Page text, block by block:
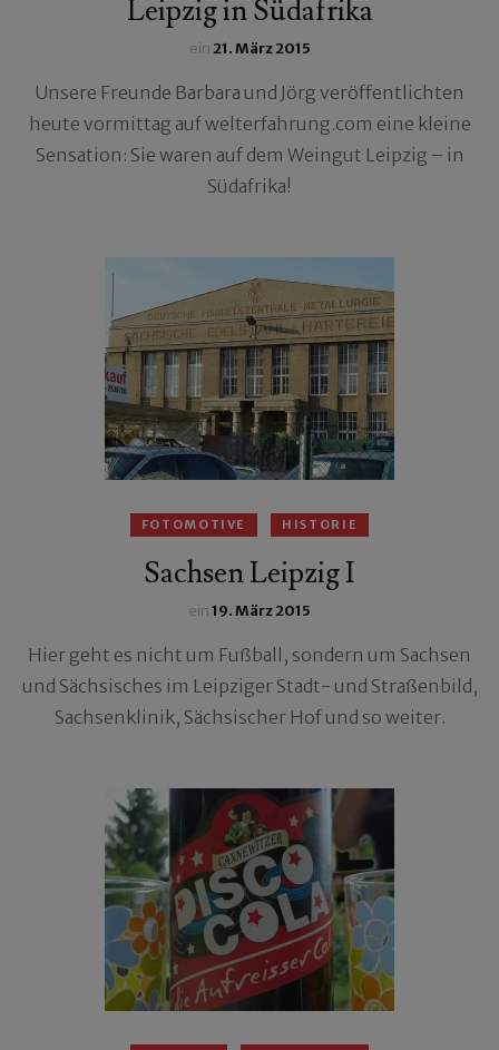
Leipzig in Südafrika
ein21. März 2015
Unsere Freunde Barbara und Jörg veröffentlichten
heute vormittag auf welterfahrung.com eine kleine
Sensation: Sie waren auf dem Weingut Leipzig – in
Südafrika!
FOTOMOTIVE HISTORIE
Sachsen Leipzig I
ein19. März 2015
Hier geht es nicht um Fußball, sondern um Sachsen
und Sächsisches im Leipziger Stadt- und Straßenbild,
Sachsenklinik, Sächsischer Hof und so weiter.